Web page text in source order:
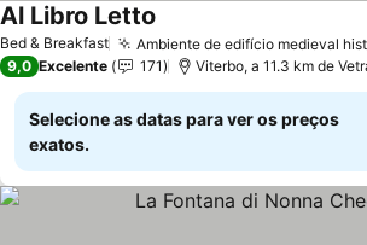
Bed & Breakfast Ambiente de edifício medieval
Al Libro Letto
9,0 Excelente 171 Viterbo, a 11.3 km de
Selecione as datas para ver os preços
exatos.